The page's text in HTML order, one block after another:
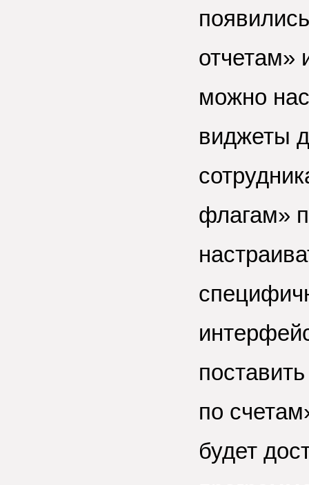
отчетам»
можно
виджеты
флагам»
по
будет